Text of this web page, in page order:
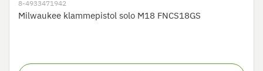
8-4933471942
Milwaukee klammepistol solo M18 FNCS18GS